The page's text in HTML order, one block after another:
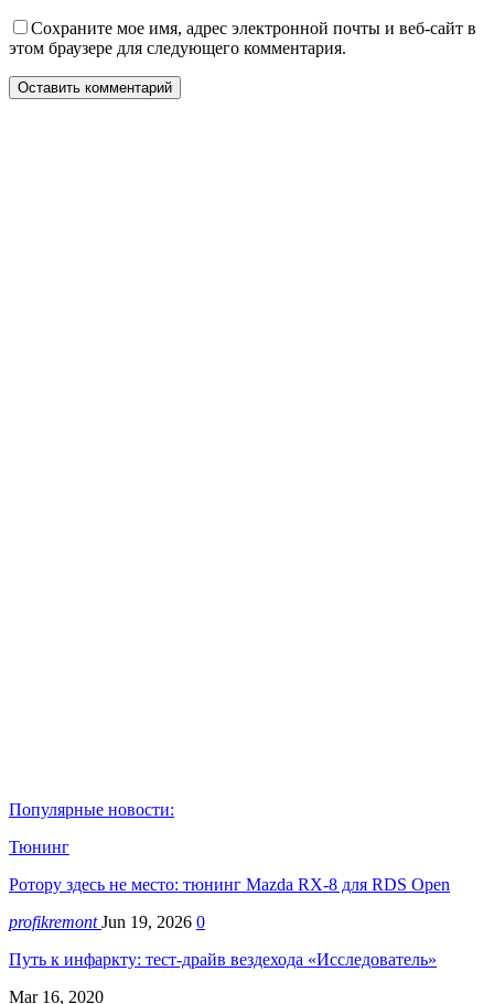
Сохраните мое имя, адрес электронной почты и веб-сайт в
этом браузере для следующего комментария.
Популярные новости:
Тюнинг
Ротору здесь не место: тюнинг Mazda RX-8 для RDS Open
profikremontJun 19, 2026 0
Путь к инфаркту: тест-драйв вездехода «Исследователь»
Mar 16, 2020